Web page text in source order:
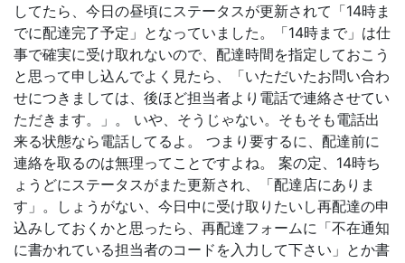
してたら、今日の昼頃にステータスが更新されて「14時ま
でに配達完了予定」となっていました。「14時まで」は仕
事で確実に受け取れないので、配達時間を指定しておこう
と思って申し込んでよく見たら、「いただいたお問い合わ
せにつきましては、後ほど担当者より電話で連絡させてい
ただきます。」。 いや、そうじゃない。そもそも電話出
来る状態なら電話してるよ。 つまり要するに、配達前に
連絡を取るのは無理ってことですよね。 案の定、14時ち
ょうどにステータスがまた更新され、「配達店にありま
す」。しょうがない、今日中に受け取りたいし再配達の申
込みしておくかと思ったら、再配達フォームに「不在通知
に書かれている担当者のコードを入力して下さい」とか書